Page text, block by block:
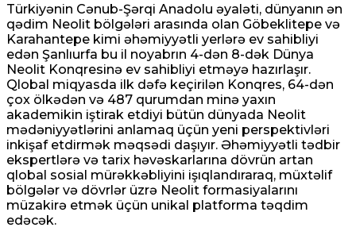
Türkiyənin Cənub-Şərqi Anadolu əyaləti, dünyanın ən
qədim Neolit ​​bölgələri arasında olan Göbeklitepe və
Karahantepe kimi əhəmiyyətli yerlərə ev sahibliyi
edən Şanlıurfa bu il noyabrın 4-dən 8-dək Dünya
Neolit ​​Konqresinə ev sahibliyi etməyə hazırlaşır.
Qlobal miqyasda ilk dəfə keçirilən Konqres, 64-dən
çox ölkədən və 487 qurumdan minə yaxın
akademikin iştirak etdiyi bütün dünyada Neolit ​​
mədəniyyətlərini anlamaq üçün yeni perspektivləri
inkişaf etdirmək məqsədi daşıyır. Əhəmiyyətli tədbir
ekspertlərə və tarix həvəskarlarına dövrün artan
qlobal sosial mürəkkəbliyini işıqlandıraraq, müxtəlif
bölgələr və dövrlər üzrə Neolit ​​formasiyalarını
müzakirə etmək üçün unikal platforma təqdim
edəcək.